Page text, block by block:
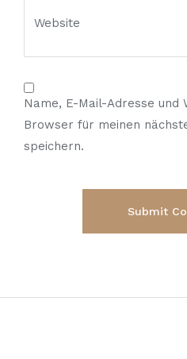
Name, E-Mail-Adresse und
Browser für meinen
speichern.